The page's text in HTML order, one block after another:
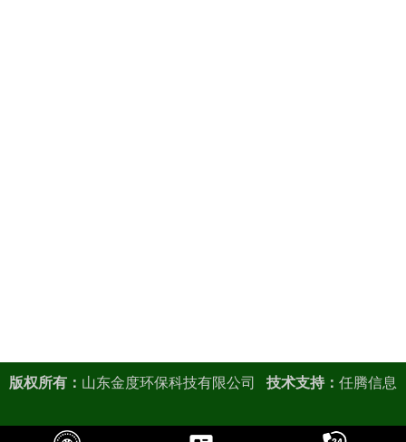
版权所有： 山东金度环保科技有限公司 技术支持：任腾信息
鲁ICP备10201959号-8